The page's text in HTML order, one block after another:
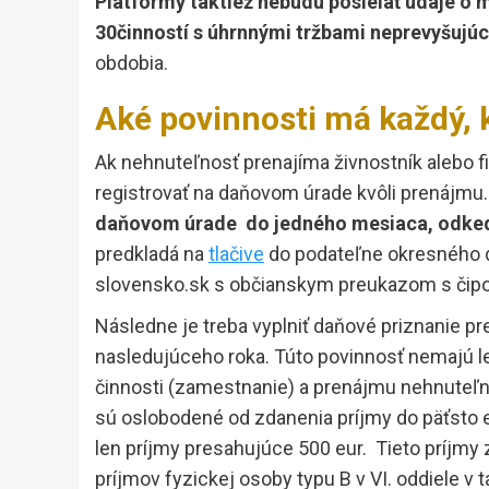
30činností s úhrnnými tržbami
obdobia.
Aké povinnosti má
Ak nehnuteľnosť prenajíma živnostník alebo
registrovať na daňovom úrade kvôli
daňovom úrade do jedného mesiaca,
predkladá natlačive do podateľne okresného
slovensko.sk s občianskym preukazom s
Následne je treba vyplniť daňové priznanie
nasledujúceho roka. Túto povinnosť nemajú
činnosti (zamestnanie) a prenájmu
sú oslobodené od zdanenia príjmy do päťsto
len príjmy presahujúce 500 eur. Tieto
príjmov fyzickej osoby typu B v VI. oddiele v